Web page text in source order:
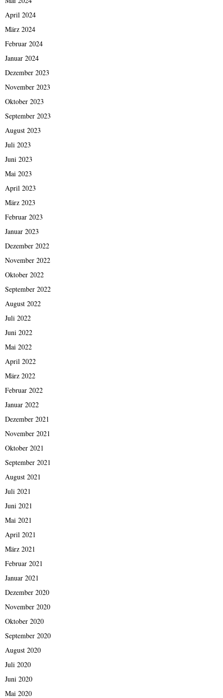
April 2024
März 2024
Februar 2024
Januar 2024
Dezember 2023
November 2023
Oktober 2023
September 2023
August 2023
Juli 2023
Juni 2023
Mai 2023
April 2023
März 2023
Februar 2023
Januar 2023
Dezember 2022
November 2022
Oktober 2022
September 2022
August 2022
Juli 2022
Juni 2022
Mai 2022
April 2022
März 2022
Februar 2022
Januar 2022
Dezember 2021
November 2021
Oktober 2021
September 2021
August 2021
Juli 2021
Juni 2021
Mai 2021
April 2021
März 2021
Februar 2021
Januar 2021
Dezember 2020
November 2020
Oktober 2020
September 2020
August 2020
Juli 2020
Juni 2020
Mai 2020